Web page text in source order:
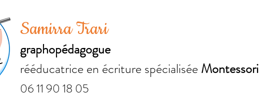
Samirra Trari
graphopédagogue
rééducatrice en écriture spécialisée Montessori
06 11 90 18 05